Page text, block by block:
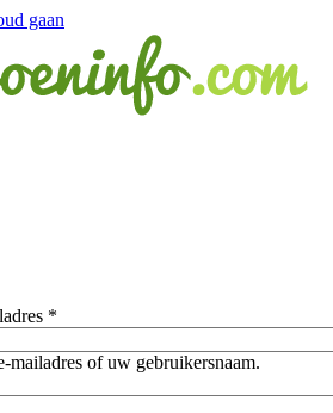
gaan
*
of uw gebruikersnaam.